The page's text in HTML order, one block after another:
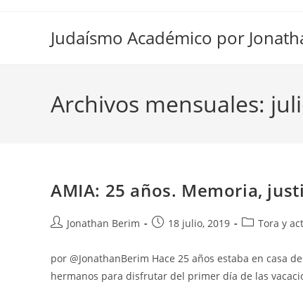
Judaísmo Académico por
Archivos mensuales:
AMIA: 25 años. Memoria,
Autor
entrada:
Jonathan Berim
Entrada18 julio, 2019
Categoría
entrada:
Tora y
por @JonathanBerim Hace 25 años estaba en casa
hermanos para disfrutar del primer día de las